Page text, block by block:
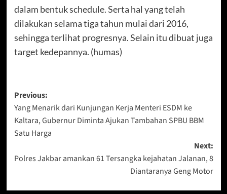
dalam bentuk schedule. Serta hal yang telah
dilakukan selama tiga tahun mulai dari 2016,
sehingga terlihat progresnya. Selain itu dibuat juga
target kedepannya. (humas)
Post
navigation
Previous:
Yang Menarik dari Kunjungan Kerja Menteri ESDM ke
Kaltara, Gubernur Diminta Ajukan Tambahan SPBU BBM
Satu Harga
Next:
Polres Jakbar amankan 61 Tersangka kejahatan Jalanan, 8
Diantaranya Geng Motor